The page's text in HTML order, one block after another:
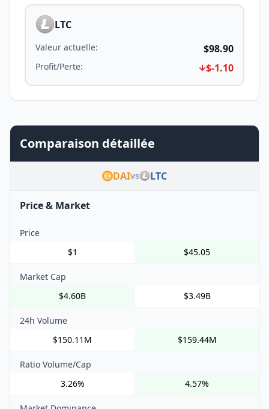
LTC
Valeur actuelle: $98.90
Profit/Perte: $-1.10
Comparaison détaillée
DAIvs LTC
Price & Market
Price
$1
$45.05
Market Cap
$4.60B
$3.49B
24h Volume
$150.11M
$159.44M
Ratio Volume/Cap
3.26%
4.57%